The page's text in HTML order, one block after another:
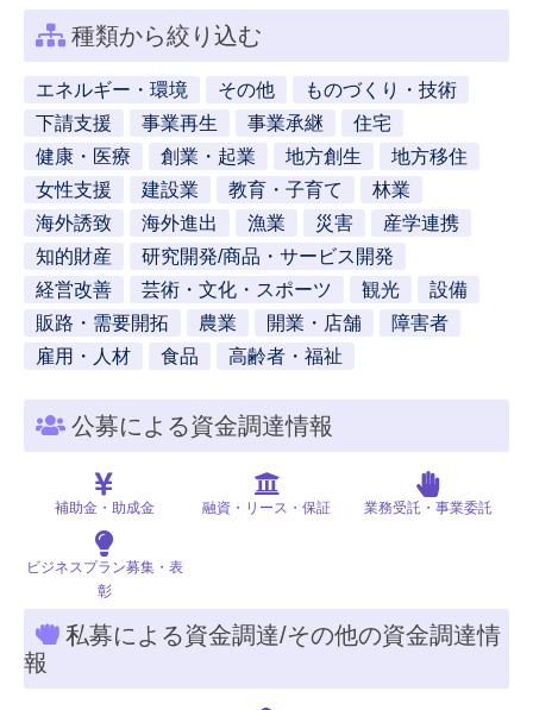
種類から絞り込む
エネルギー・環境 その他
ものづくり・技術
下請支援
事業再生 事業承継
住宅
健康・医療
創業・起業 地方創生
地方移住
女性支援
建設業 教育・子育て
林業
海外誘致
海外進出 漁業 災害
産学連携
知的財産
研究開発/商品・サービス開発
経営改善
芸術・文化・スポーツ 観光
設備
販路・需要開拓
農業 開業・店舗
障害者
雇用・人材
食品 高齢者・福祉
公募による資金調達情報
補助金・助成金 融資・リース・保証 業務受託・事業委託
ビジネスプラン募集・表
彰
私募による資金調達/その他の資金調達情
報